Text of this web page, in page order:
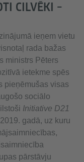
CILVĒKI –
ieņem vietu
rada bažas
ministrs Pēters
ietekme spēs
pieņēmušas visas
sociālo
Initiative D21
gadā, uz kuru
pārstāvju